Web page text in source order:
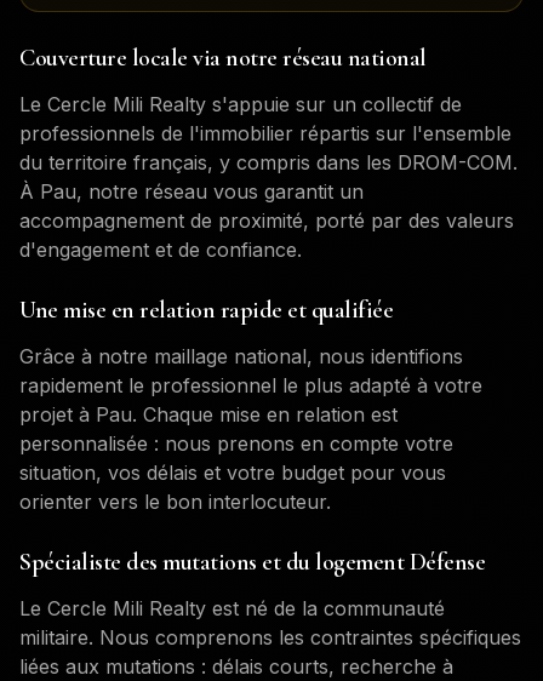
Couverture locale via notre réseau national
Le Cercle Mili Realty s'appuie sur un collectif de
professionnels de l'immobilier répartis sur l'ensemble
du territoire français, y compris dans les DROM-COM.
À Pau, notre réseau vous garantit un
accompagnement de proximité, porté par des valeurs
d'engagement et de confiance.
Une mise en relation rapide et qualifiée
Grâce à notre maillage national, nous identifions
rapidement le professionnel le plus adapté à votre
projet à Pau. Chaque mise en relation est
personnalisée : nous prenons en compte votre
situation, vos délais et votre budget pour vous
orienter vers le bon interlocuteur.
Spécialiste des mutations et du logement Défense
Le Cercle Mili Realty est né de la communauté
militaire. Nous comprenons les contraintes spécifiques
liées aux mutations : délais courts, recherche à